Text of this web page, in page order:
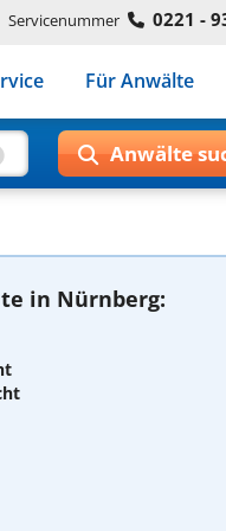
Servicenummer 0221 -
Für Anwälte
in Nürnberg: